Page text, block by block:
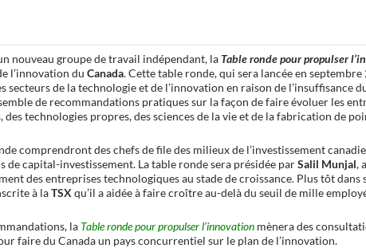
nouveau groupe de travail indépendant, la Table ronde pour propulser
l’innovation du Canada. Cette table ronde, qui sera lancée en
secteurs de la technologie et de l’innovation en raison de l’insuffisance
de recommandations pratiques sur la façon de faire évoluer les
des technologies propres, des sciences de la vie et de la fabrication de
comprendront des chefs de file des milieux de l’investissement
de capital-investissement. La table ronde sera présidée parSalil Munjal,
des entreprises technologiques au stade de croissance. Plus tôt
à laTSX qu’il a aidée à faire croître au-delà du seuil de mille
la Table ronde pour propulser l’innovation mènera des
faire du Canada un pays concurrentiel sur le plan de l’innovation.